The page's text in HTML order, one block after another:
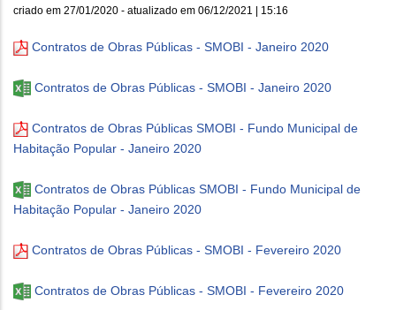
criado em 27/01/2020 - atualizado em 06/12/2021 | 15:16
Contratos de Obras Públicas - SMOBI - Janeiro 2020
Contratos de Obras Públicas - SMOBI - Janeiro 2020
Contratos de Obras Públicas SMOBI - Fundo Municipal de
Habitação Popular - Janeiro 2020
Contratos de Obras Públicas SMOBI - Fundo Municipal de
Habitação Popular - Janeiro 2020
Contratos de Obras Públicas - SMOBI - Fevereiro 2020
Contratos de Obras Públicas - SMOBI - Fevereiro 2020